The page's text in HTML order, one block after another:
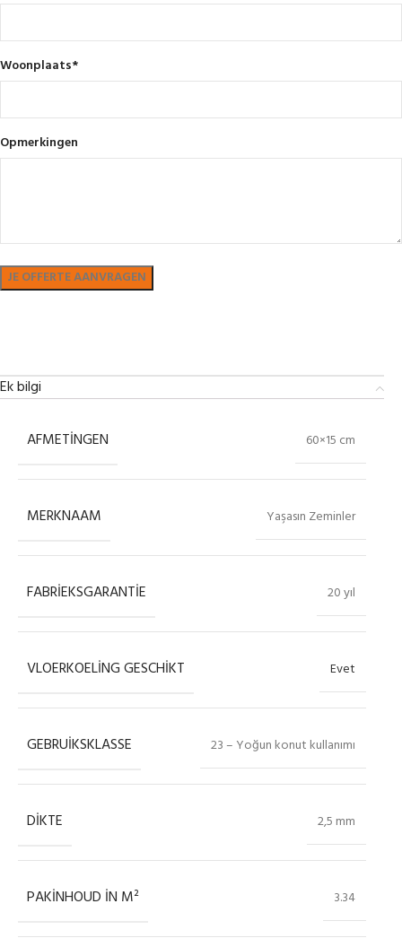
Woonplaats*
Opmerkingen
Ek bilgi
AFMETINGEN 60×15 cm
MERKNAAM Yaşasın Zeminler
FABRIEKSGARANTIE 20 yıl
VLOERKOELING GESCHIKT Evet
GEBRUIKSKLASSE 23 – Yoğun konut kullanımı
DIKTE 2,5 mm
PAKINHOUD IN M² 3.34